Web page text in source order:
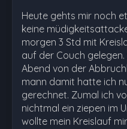
Heute gehts mir noch
keine
morgen 3 Std mit
auf der Couch
Abend von der
mann damit hatte ich
gerechnet. Zumal ich
nichtmal ein ziepen im
wollte mein Kreislauf